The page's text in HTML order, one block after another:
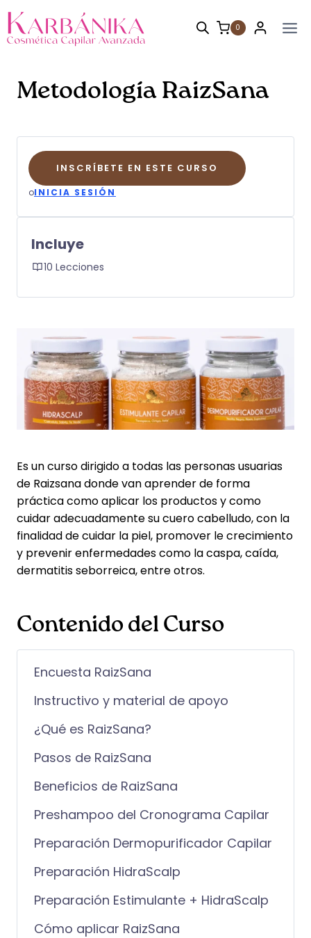
Saltar
contenido
0
Metodología RaizSana
Es un curso dirigido a todas las personas usuarias
de Raizsana donde van aprender de forma
práctica como aplicar los productos y como
cuidar adecuadamente su cuero cabelludo, con la
finalidad de cuidar la piel, promover le crecimiento
y prevenir enfermedades como la caspa, caída,
dermatitis seborreica, entre otros.
Contenido del Curso
Encuesta RaizSana
Instructivo y material de apoyo
¿Qué es RaizSana?
Pasos de RaizSana
Beneficios de RaizSana
Preshampoo del Cronograma Capilar
Preparación Dermopurificador Capilar
Preparación HidraScalp
Preparación Estimulante + HidraScalp
Cómo aplicar RaizSana
INSCRÍBETE EN ESTE CURSO
oINICIA SESIÓN
Incluye
10 Lecciones